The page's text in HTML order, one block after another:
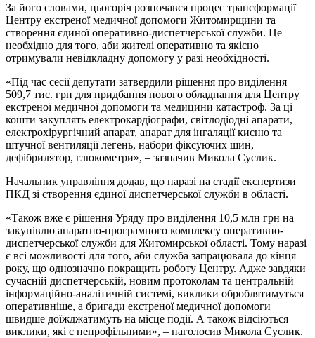
За його словами, цьогоріч розпочався процес трансформації
Центру екстреної медичної допомоги Житомирщини та
створення єдиної оперативно-диспетчерської служби. Це
необхідно для того, аби жителі оперативно та якісно
отримували невідкладну допомогу у разі необхідності.
«Під час сесії депутати затвердили рішення про виділення
509,7 тис. грн для придбання нового обладнання для Центру
екстреної медичної допомоги та медицини катастроф. За ці
кошти закуплять електрокардіографи, світлодіодні апарати,
електрохірургічний апарат, апарат для інгаляції кисню та
штучної вентиляції легень, набори фіксуючих шин,
дефібрилятор, глюкометри», – зазначив Микола Суслик.
Начальник управління додав, що наразі на стадії експертизи
ПКД зі створення єдиної диспетчерської служби в області.
«Також вже є рішення Уряду про виділення 10,5 млн грн на
закупівлю апаратно-програмного комплексу оперативно-
диспетчерської служби для Житомирської області. Тому наразі
є всі можливості для того, аби служба запрацювала до кінця
року, що однозначно покращить роботу Центру. Адже завдяки
сучасній диспетчерській, новим протоколам та центральній
інформаційно-аналітичній системі, виклики оброблятимуться
оперативніше, а бригади екстреної медичної допомоги
швидше доїжджатимуть на місце події. А також відсіються
виклики, які є непрофільними», – наголосив Микола Суслик.